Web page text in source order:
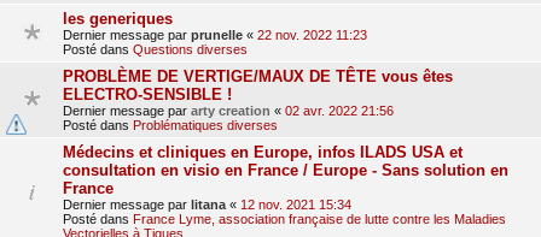
les generiques
Dernier message par prunelle « 22 nov. 2022 11:23
Posté dans Questions diverses
PROBLÈME DE VERTIGE/MAUX DE TÊTE vous êtes
ELECTRO-SENSIBLE !
Dernier message par arty creation « 02 avr. 2022 21:56
Posté dans Problématiques diverses
Médecins et cliniques en Europe, infos ILADS USA et
consultation en visio en France / Europe - Sans solution en
France
Dernier message par litana « 12 nov. 2021 15:34
Posté dans France Lyme, association française de lutte contre les Maladies
Vectorielles à Tiques